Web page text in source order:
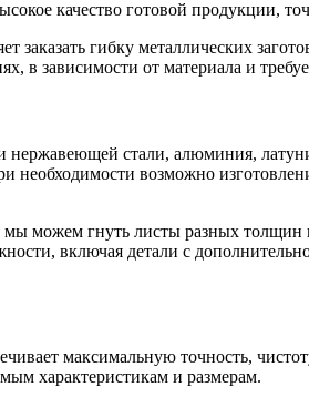
качество готовой продукции,
заказать гибку металлических
в зависимости от материала и
стали, алюминия,
необходимости возможно
можем гнуть листы разных
включая детали с
максимальную точность,
характеристикам и размерам.